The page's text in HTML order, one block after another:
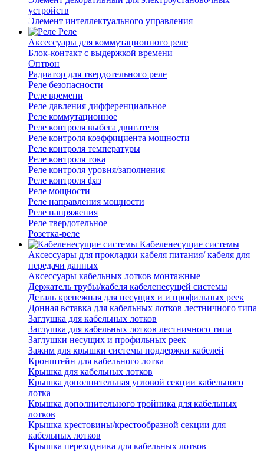
устройств
Элемент интеллектуального управления
Реле
Аксессуары для коммутационного реле
Блок-контакт с выдержкой времени
Оптрон
Радиатор для твердотельного реле
Реле безопасности
Реле времени
Реле давления дифференциальное
Реле коммутационное
Реле контроля выбега двигателя
Реле контроля коэффициента мощности
Реле контроля температуры
Реле контроля тока
Реле контроля уровня/заполнения
Реле контроля фаз
Реле мощности
Реле направления мощности
Реле напряжения
Реле твердотельное
Розетка-реле
Кабеленесущие системы
Аксессуары для прокладки кабеля питания/ кабеля для
передачи данных
Аксессуары кабельных лотков монтажные
Держатель трубы/кабеля кабеленесущей системы
Деталь крепежная для несущих и и профильных реек
Донная вставка для кабельных лотков лестничного типа
Заглушка для кабельных лотков
Заглушка для кабельных лотков лестничного типа
Заглушки несущих и профильных реек
Зажим для крышки системы поддержки кабелей
Кронштейн для кабельного лотка
Крышка для кабельных лотков
Крышка дополнительная угловой секции кабельного
лотка
Крышка дополнительного тройника для кабельных
лотков
Крышка крестовины/крестообразной секции для
кабельных лотков
Крышка переходника для кабельных лотков